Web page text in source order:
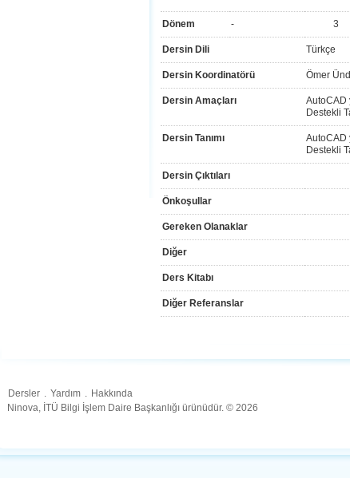
Dönem - 3
Dersin Dili Türkçe
Dersin Koordinatörü Ömer
Dersin Amaçları
AutoCAD
Destekli
Dersin Tanımı
AutoCAD
Destekli
Dersin Çıktıları
Önkoşullar
Gereken Olanaklar
Diğer
Ders Kitabı
Diğer Referanslar
Dersler . Yardım . Hakkında
Ninova, İTÜ Bilgi İşlem Daire Başkanlığı ürünüdür. © 2026